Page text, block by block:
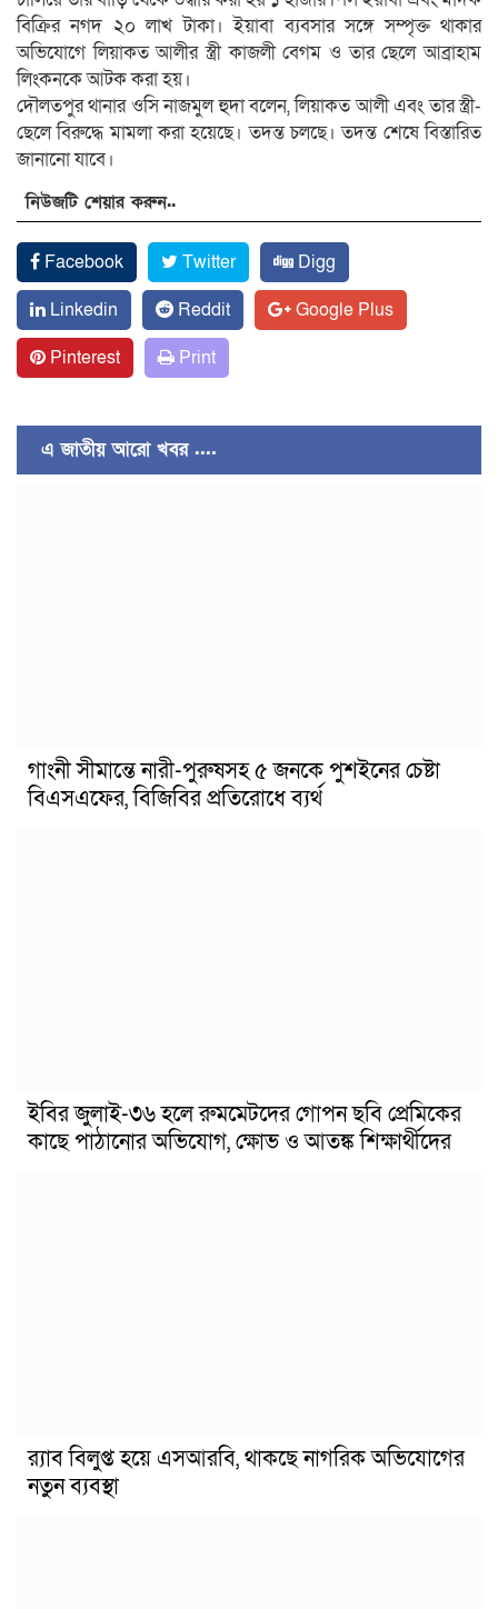
বিক্রির নগদ ২০ লাখ টাকা। ইয়াবা ব্যবসার সঙ্গে সম্পৃক্ত থাকার
অভিযোগে লিয়াকত আলীর স্ত্রী কাজলী বেগম ও তার ছেলে আব্রাহাম
লিংকনকে আটক করা হয়।
দৌলতপুর থানার ওসি নাজমুল হুদা বলেন, লিয়াকত আলী এবং তার স্ত্রী-
ছেলে বিরুদ্ধে মামলা করা হয়েছে। তদন্ত চলছে। তদন্ত শেষে বিস্তারিত
জানানো যাবে।
নিউজটি শেয়ার করুন..
Facebook Twitter
Digg
Linkedin
Reddit
Google Plus
Pinterest
Print
এ জাতীয় আরো খবর ....
গাংনী সীমান্তে নারী-পুরুষসহ ৫ জনকে পুশইনের চেষ্টা
বিএসএফের, বিজিবির প্রতিরোধে ব্যর্থ
ইবির জুলাই-৩৬ হলে রুমমেটদের গোপন ছবি প্রেমিকের
কাছে পাঠানোর অভিযোগ, ক্ষোভ ও আতঙ্ক শিক্ষার্থীদের
র‍্যাব বিলুপ্ত হয়ে এসআরবি, থাকছে নাগরিক অভিযোগের
নতুন ব্যবস্থা